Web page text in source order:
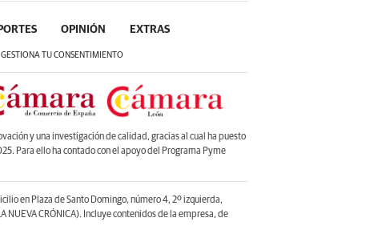
OPINIÓN EXTRAS
GESTIONA TU CONSENTIMIENTO
y una investigación de calidad, gracias al cual ha puesto
Para ello ha contado con el apoyo del Programa Pyme
en Plaza de Santo Domingo, número 4, 2º izquierda,
CRÓNICA). Incluye contenidos de la empresa, de